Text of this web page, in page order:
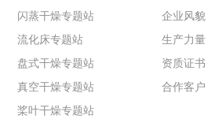
闪蒸干燥专题站
流化床专题站
盘式干燥专题站
真空干燥专题站
桨叶干燥专题站
企业风貌
生产力量
资质证书
合作客户